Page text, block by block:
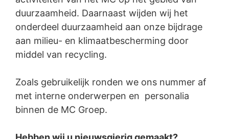
duurzaamheid. Daarnaast wijden wij het
onderdeel duurzaamheid aan onze bijdrage
aan milieu- en klimaatbescherming door
middel van recycling.
Zoals gebruikelijk ronden we ons nummer af
met interne onderwerpen en personalia
binnen de MC Groep.